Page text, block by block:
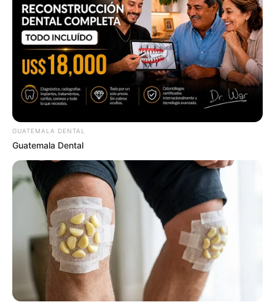
การเสริมดวงแนะนำตื่นแต่เช้า เสริมดวงด้วยการใส่
บาตร หรือถวายสังฆทานด้วยผลไม้ อานิสงส์จะช่วย
ส่งเสริมให้ท่านเกิดความโชคดีตลอดทั้งวัน
คนเกิดวันเสาร์
ควรเสริมดวงด้วยการทำบุญเติมน้ำมันตะเกียง หาก
ไม่สะดวกก็สามารถบริจาคเงินช่วยเหลือค่าไฟวัดก็ได้
ด้วยจำนวนเงินที่ลงท้ายด้วย 18 บาท จะช่วยให้ชีวิต
วันนี้ราบรื่นขึ้น
คนเกิดอาทิตย์
การเสริมดวงสำหรับวันนี้นั้นหาโอกาสตั้งจิตระลึกถึง
องค์พระแม่กวนอิม พร้อมสวดบท “นะโม กวนซีอิม
ผ่อสัก” 3 จบ บารมีแห่งพระองค์จะช่วยให้ท่านดำเนิน
ชีวิตด้วยความราบรื่น
GUATEMALA DENTAL
Guatemala Dental